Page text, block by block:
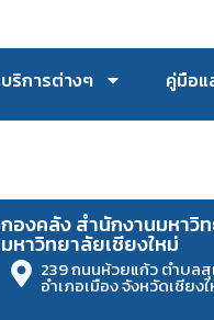
บริการต่างๆ คู่มือแ
กองคลัง สำนักงานมหาวิ
มหาวิทยาลัยเชียงใหม่
239 ถนนห้วยแก้ว ตำบล
อำเภอเมือง จังหวัดเชียง